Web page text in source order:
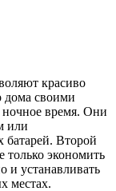
красиво
дома своими
время. Они
или
батарей. Второй
только экономить
и устанавливать
местах.